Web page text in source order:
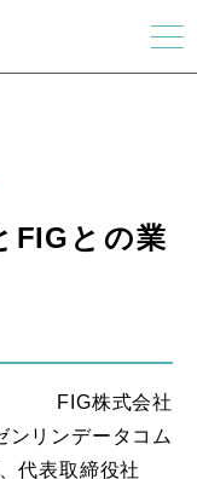
FIGとの業
FIG株式会社
ンリンデータコム
代表取締役社